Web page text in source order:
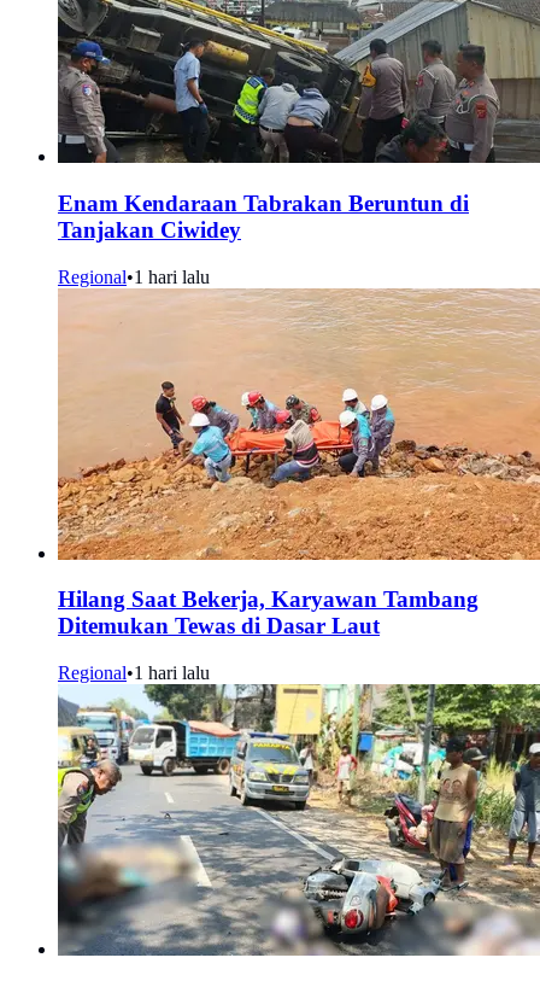
Enam Kendaraan Tabrakan Beruntun di
Tanjakan Ciwidey
Regional•1 hari lalu
Hilang Saat Bekerja, Karyawan Tambang
Ditemukan Tewas di Dasar Laut
Regional•1 hari lalu